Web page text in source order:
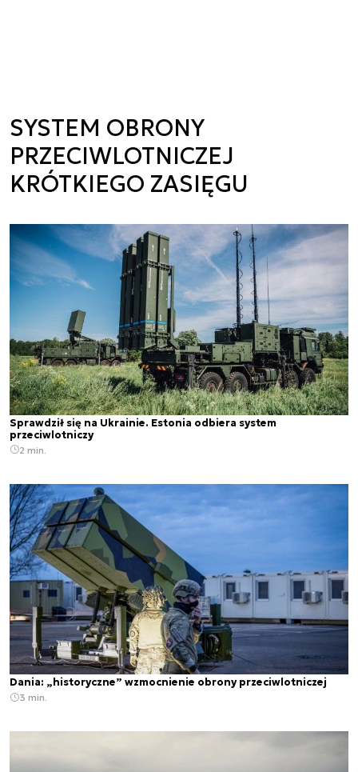
SYSTEM OBRONY
PRZECIWLOTNICZEJ
KRÓTKIEGO ZASIĘGU
Sprawdził się na Ukrainie. Estonia odbiera system
przeciwlotniczy
2 min.
Dania: „historyczne” wzmocnienie obrony przeciwlotniczej
3 min.